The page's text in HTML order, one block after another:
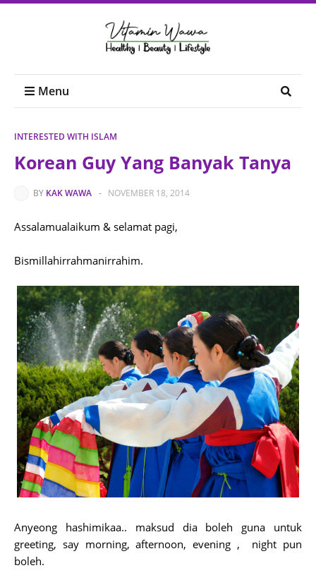
Menu
INTERESTED WITH ISLAM
Korean Guy Yang Banyak Tanya
BY KAK WAWA - NOVEMBER 18, 2014
Assalamualaikum & selamat pagi,
Bismillahirrahmanirrahim.
Anyeong hashimikaa.. maksud dia boleh guna untuk
greeting, say morning, afternoon, evening , night pun
boleh.